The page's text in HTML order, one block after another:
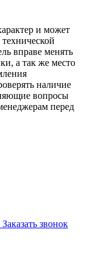
и может
вправе менять
а так же место
наличие
вопросы
перед
Заказать звонок